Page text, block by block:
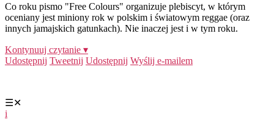
Co roku pismo "Free Colours" organizuje plebiscyt, w którym
oceniany jest miniony rok w polskim i światowym reggae (oraz
innych jamajskich gatunkach). Nie inaczej jest i w tym roku.
Kontynuuj czytanie ▾
Udostępnij Tweetnij Udostępnij Wyślij e-mailem
☰✕
i